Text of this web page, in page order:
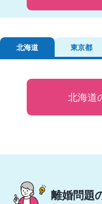
北海道 東京都
北海道
離婚問題